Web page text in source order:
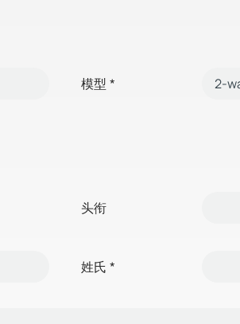
模型 *
头衔
姓氏 *